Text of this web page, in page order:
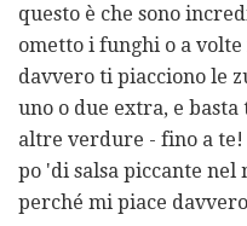
questo è che sono
ometto i funghi o a volte
davvero ti piacciono le
uno o due extra, e
altre verdure - fino a te!
po 'di salsa piccante
perché mi piace